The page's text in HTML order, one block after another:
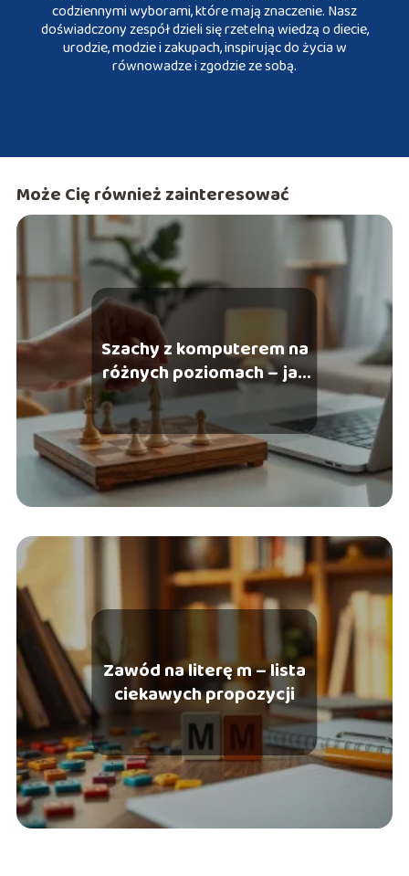
codziennymi wyborami, które mają znaczenie. Nasz
doświadczony zespół dzieli się rzetelną wiedzą o diecie,
urodzie, modzie i zakupach, inspirując do życia w
równowadze i zgodzie ze sobą.
Może Cię również zainteresować
Szachy z komputerem na
różnych poziomach – jak
zacząć grać?
Zawód na literę m – lista
ciekawych propozycji